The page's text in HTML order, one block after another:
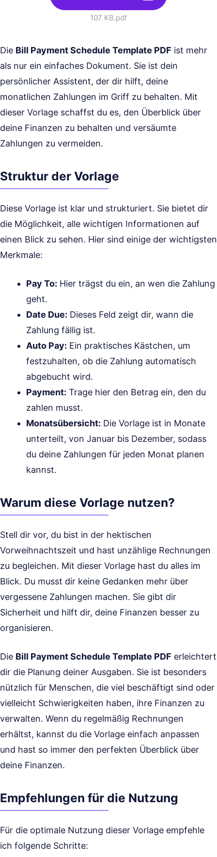
107 KB.pdf
Die Bill Payment Schedule Template PDF ist mehr
als nur ein einfaches Dokument. Sie ist dein
persönlicher Assistent, der dir hilft, deine
monatlichen Zahlungen im Griff zu behalten. Mit
dieser Vorlage schaffst du es, den Überblick über
deine Finanzen zu behalten und versäumte
Zahlungen zu vermeiden.
Struktur der Vorlage
Diese Vorlage ist klar und strukturiert. Sie bietet dir
die Möglichkeit, alle wichtigen Informationen auf
einen Blick zu sehen. Hier sind einige der wichtigsten
Merkmale:
Pay To: Hier trägst du ein, an wen die Zahlung
geht.
Date Due: Dieses Feld zeigt dir, wann die
Zahlung fällig ist.
Auto Pay: Ein praktisches Kästchen, um
festzuhalten, ob die Zahlung automatisch
abgebucht wird.
Payment: Trage hier den Betrag ein, den du
zahlen musst.
Monatsübersicht: Die Vorlage ist in Monate
unterteilt, von Januar bis Dezember, sodass
du deine Zahlungen für jeden Monat planen
kannst.
Warum diese Vorlage nutzen?
Stell dir vor, du bist in der hektischen
Vorweihnachtszeit und hast unzählige Rechnungen
zu begleichen. Mit dieser Vorlage hast du alles im
Blick. Du musst dir keine Gedanken mehr über
vergessene Zahlungen machen. Sie gibt dir
Sicherheit und hilft dir, deine Finanzen besser zu
organisieren.
Die Bill Payment Schedule Template PDF erleichtert
dir die Planung deiner Ausgaben. Sie ist besonders
nützlich für Menschen, die viel beschäftigt sind oder
vielleicht Schwierigkeiten haben, ihre Finanzen zu
verwalten. Wenn du regelmäßig Rechnungen
erhältst, kannst du die Vorlage einfach anpassen
und hast so immer den perfekten Überblick über
deine Finanzen.
Empfehlungen für die Nutzung
Für die optimale Nutzung dieser Vorlage empfehle
ich folgende Schritte: